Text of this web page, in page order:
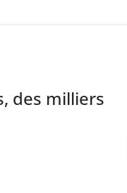
des milliers